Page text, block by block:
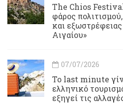
Τhe Chios
φάρος
και
Αιγαίου»
07/07/2026
Το last minute
ελληνικό
εξηγεί τις